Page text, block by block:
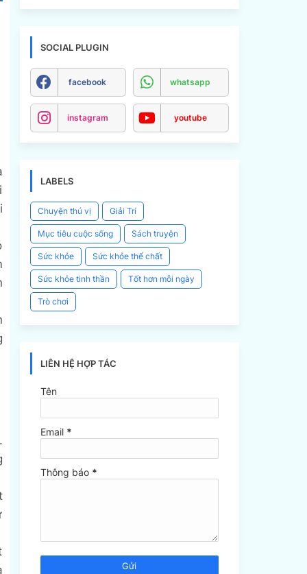
SOCIAL PLUGIN
facebook whatsapp
instagram youtube
LABELS
Chuyện thú vị Giải Trí
Mục tiêu cuộc sống Sách truyện
Sức khỏe Sức khỏe thể chất
Sức khỏe tinh thần Tốt hơn mỗi ngày
Trò chơi
LIÊN HỆ HỢP TÁC
Tên
Email *
Thông báo *